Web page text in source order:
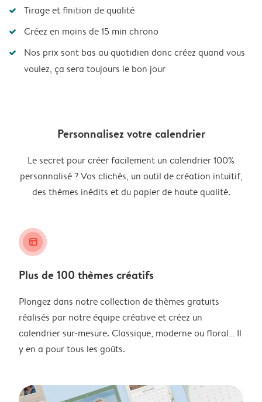
Tirage et finition de qualité
Créez en moins de 15 min chrono
Nos prix sont bas au quotidien donc créez quand vous
voulez, ça sera toujours le bon jour
Personnalisez votre calendrier
Le secret pour créer facilement un calendrier 100%
personnalisé ? Vos clichés, un outil de création intuitif,
des thèmes inédits et du papier de haute qualité.
layout_alt
Plus de 100 thèmes créatifs
Plongez dans notre collection de thèmes gratuits
réalisés par notre équipe créative et créez un
calendrier sur-mesure. Classique, moderne ou floral… Il
y en a pour tous les goûts.